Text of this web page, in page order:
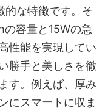
的な特徴です。そ
容量と15Wの急
性能を実現してい
勝手と美しさを徹
す。例えば、厚み
にスマートに収ま